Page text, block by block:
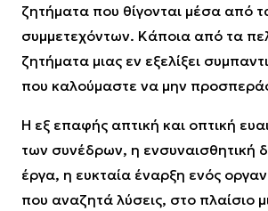
ζητήματα που θίγονται μέσα από
συμμετεχόντων. Κάποια από τα
ζητήματα μιας εν εξελίξει
που καλούμαστε να μην
Η εξ επαφής απτική και οπτική
των συνέδρων, η ενσυναισθητική
έργα, η ευκταία έναρξη ενός
που αναζητά λύσεις, στο πλαίσιο